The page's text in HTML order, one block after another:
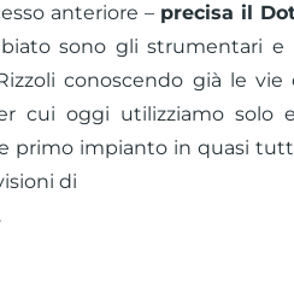
anteriore – precisa il
sono gli strumentari e
conoscendo già le vie
cui oggi utilizziamo solo
primo impianto in quasi
di